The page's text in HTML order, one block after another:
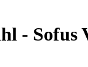
- Sofus